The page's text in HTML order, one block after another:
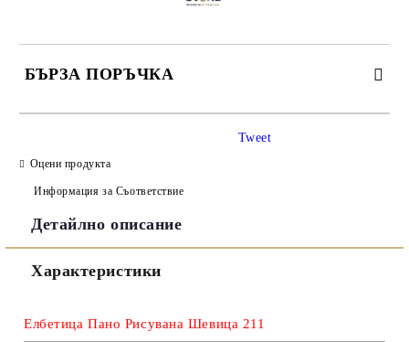
БЪРЗА ПОРЪЧКА
Ние ще се свържем с вас в рамките на работния ден.
Tweet
Оцени продукта
Информация за Съответствие
Детайлно описание
Характеристики
Елбетица Пано Рисувана Шевица 211